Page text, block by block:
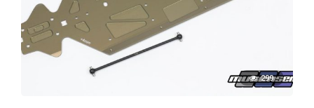
299